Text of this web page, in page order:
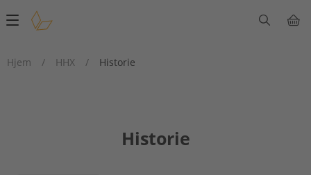
Main
Hjem
/ HHX / Historie
Historie